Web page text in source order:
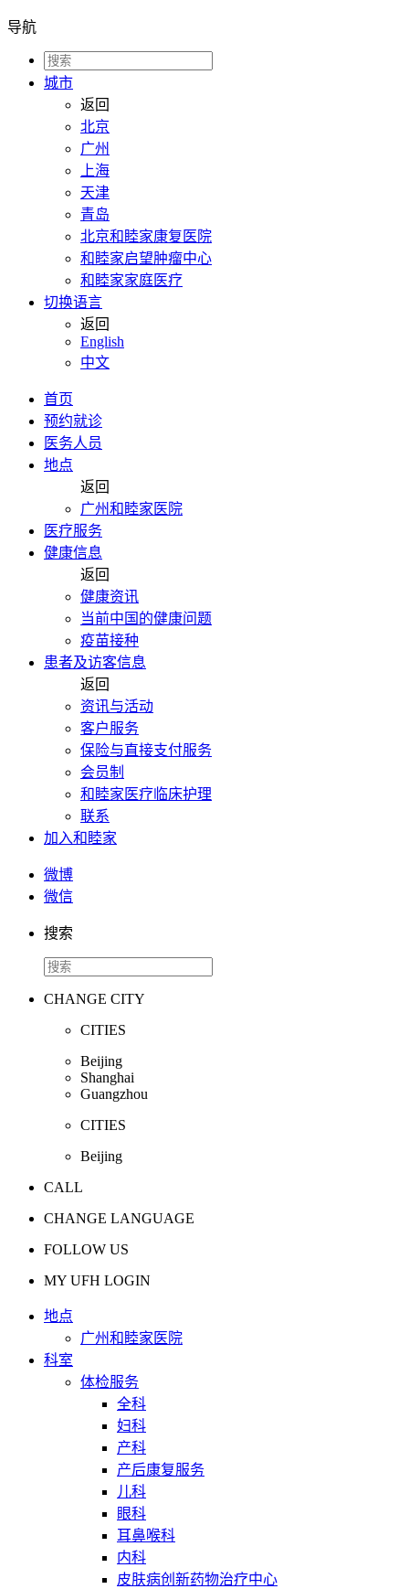
导航
城市
返回
北京
广州
上海
天津
青岛
北京和睦家康复医院
和睦家启望肿瘤中心
和睦家家庭医疗
切换语言
返回
English
中文
首页
预约就诊
医务人员
地点
返回
广州和睦家医院
医疗服务
健康信息
返回
健康资讯
当前中国的健康问题
疫苗接种
患者及访客信息
返回
资讯与活动
客户服务
保险与直接支付服务
会员制
和睦家医疗临床护理
联系
加入和睦家
微博
微信
搜索
CHANGE CITY
CITIES
Beijing
Shanghai
Guangzhou
CITIES
Beijing
CALL
CHANGE LANGUAGE
FOLLOW US
MY UFH LOGIN
地点
广州和睦家医院
科室
体检服务
全科
妇科
产科
产后康复服务
儿科
眼科
耳鼻喉科
内科
皮肤病创新药物治疗中心